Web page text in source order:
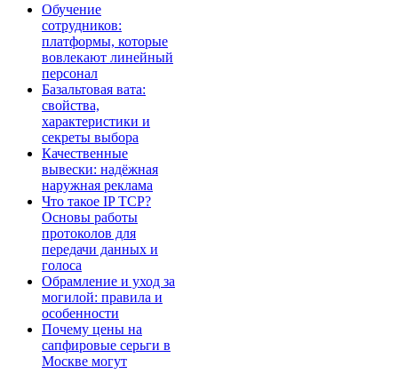
Обучение
сотрудников:
платформы, которые
вовлекают линейный
персонал
Базальтовая вата:
свойства,
характеристики и
секреты выбора
Качественные
вывески: надёжная
наружная реклама
Что такое IP TCP?
Основы работы
протоколов для
передачи данных и
голоса
Обрамление и уход за
могилой: правила и
особенности
Почему цены на
сапфировые серьги в
Москве могут